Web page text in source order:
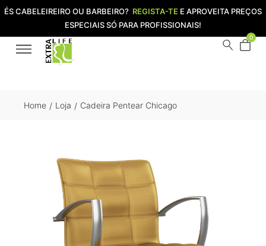
ÉS CABELEIREIRO OU BARBEIRO? REGISTA-TE E APROVEITA PREÇOS
ESPECIAIS SÓ PARA PROFISSIONAIS!
0
Home / Loja / Cadeira Pentear Chicago